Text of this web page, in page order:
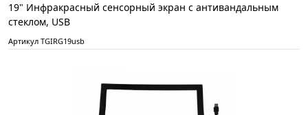
19" Инфракрасный сенсорный экран с антивандальным
стеклом, USB
Артикул TGIRG19usb